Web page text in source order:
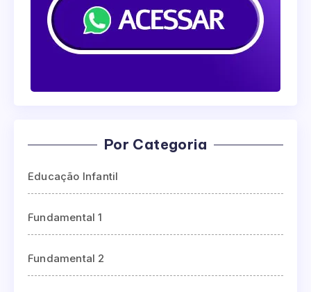
Por Categoria
Educação Infantil
Fundamental 1
Fundamental 2